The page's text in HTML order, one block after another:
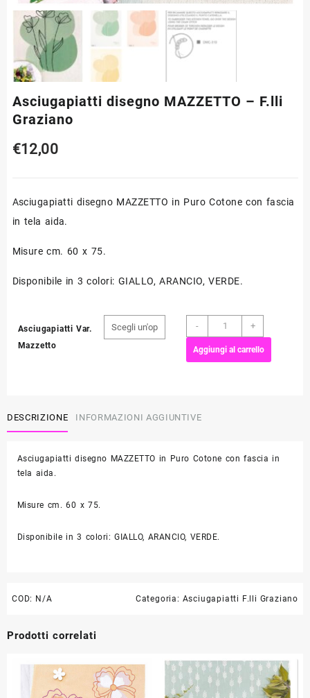
Asciugapiatti disegno MAZZETTO – F.lli
Graziano
€12,00
Asciugapiatti disegno MAZZETTO in Puro Cotone con fascia
in tela aida.
Misure cm. 60 x 75.
Disponibile in 3 colori: GIALLO, ARANCIO, VERDE.
Asciugapiatti Var.
Mazzetto
-
Asciugapiatti
disegno
MAZZETTO
+
Aggiungi al carrello
DESCRIZIONE INFORMAZIONI AGGIUNTIVE
Asciugapiatti disegno MAZZETTO in Puro Cotone con fascia in
tela aida.
Misure cm. 60 x 75.
Disponibile in 3 colori: GIALLO, ARANCIO, VERDE.
COD: N/A Categoria: Asciugapiatti F.lli Graziano
Prodotti correlati